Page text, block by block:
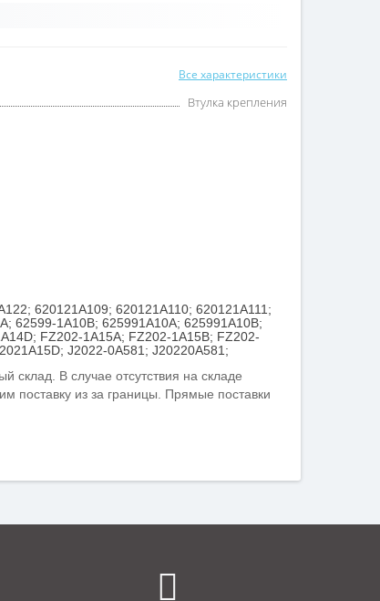
Все характеристики
Втулка крепления
620121A109; 620121A110; 620121A111;
62599-1A10B; 625991A10A; 625991A10B;
FZ202-1A15A; FZ202-1A15B; FZ202-
J2022-0A581; J20220A581;
склад. В случае отсутствия на складе
поставку из за границы. Прямые поставки